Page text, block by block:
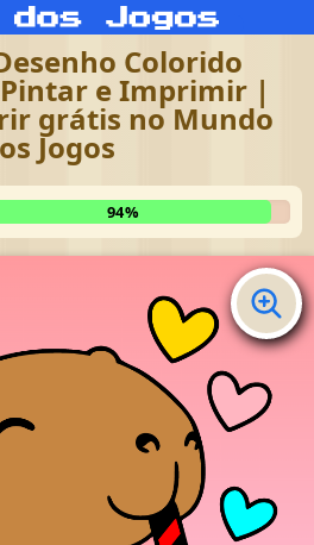
Colorido
e Imprimir |
grátis no Mundo
Jogos
94%